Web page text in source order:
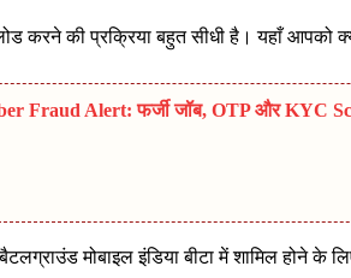
करने की प्रक्रिया बहुत सीधी है। यहाँ आपको
Fraud Alert: फर्जी जॉब, OTP और KYC
मोबाइल इंडिया बीटा में शामिल होने के